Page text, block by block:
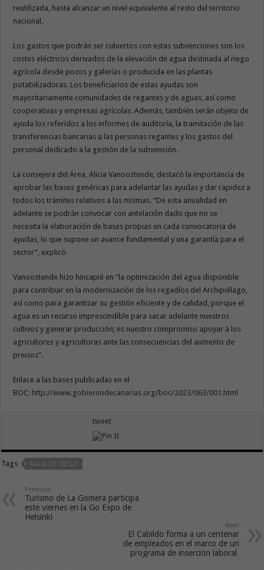
reutilizada, hasta alcanzar un nivel equivalente al resto del territorio
nacional.
Los gastos que podrán ser cubiertos con estas subvenciones son los
costes eléctricos derivados de la elevación de agua destinada al riego
agrícola desde pozos y galerías o producida en las plantas
potabilizadoras. Los beneficiarios de estas ayudas son
mayoritariamente comunidades de regantes y de aguas, así como
cooperativas y empresas agrícolas. Además, también serán objeto de
ayuda los referidos a los informes de auditoría, la tramitación de las
transferencias bancarias a las personas regantes y los gastos del
personal dedicado a la gestión de la subvención.
La consejera del Área, Alicia Vanoostende, destacó la importancia de
aprobar las bases genéricas para adelantar las ayudas y dar rapidez a
todos los trámites relativos a las mismas. “De esta anualidad en
adelante se podrán convocar con antelación dado que no se
necesita la elaboración de bases propias en cada convocatoria de
ayudas, lo que supone un avance fundamental y una garantía para el
sector”, explicó.
Vanoostende hizo hincapié en “la optimización del agua disponible
para contribuir en la modernización de los regadíos del Archipiélago,
así como para garantizar su gestión eficiente y de calidad, porque el
agua es un recurso imprescindible para sacar adelante nuestros
cultivos y generar producción; es nuestro compromiso apoyar a los
agricultores y agricultoras ante las consecuencias del aumento de
precios”.
Enlace a las bases publicadas en el
BOC: http://www.gobiernodecanarias.org/boc/2023/063/001.html
tweet
Tags AGUA DE RIEGO
Previous
Turismo de La Gomera participa
este viernes en la Go Expo de
Helsinki
Next
El Cabildo forma a un centenar
de empleados en el marco de un
programa de inserción laboral